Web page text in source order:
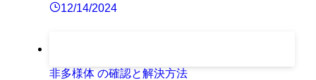
12/14/2024
非多様体 の確認と解決方法